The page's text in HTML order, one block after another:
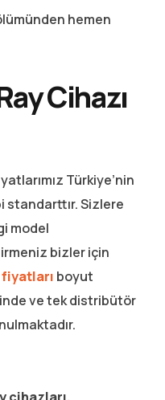
hemen
Cihazı
Türkiye’nin
standarttır. Sizlere
model
bizler için
fiyatları boyut
ve tek distribütör